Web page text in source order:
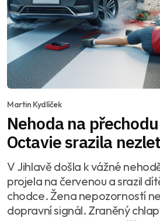
Martin Kydlíček
Nehoda na
Octavie srazila
V Jihlavě došla k vážné
projela na červenou a srazil
chodce. Žena nepozorností
dopravní signál. Zraněný